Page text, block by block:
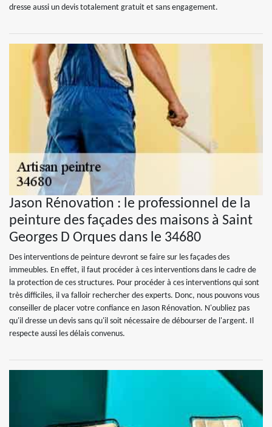
dresse aussi un devis totalement gratuit et sans engagement.
Jason Rénovation : le professionnel de la
peinture des façades des maisons à Saint
Georges D Orques dans le 34680
Des interventions de peinture devront se faire sur les façades des
immeubles. En effet, il faut procéder à ces interventions dans le cadre de
la protection de ces structures. Pour procéder à ces interventions qui sont
très difficiles, il va falloir rechercher des experts. Donc, nous pouvons vous
conseiller de placer votre confiance en Jason Rénovation. N'oubliez pas
qu'il dresse un devis sans qu'il soit nécessaire de débourser de l'argent. Il
respecte aussi les délais convenus.